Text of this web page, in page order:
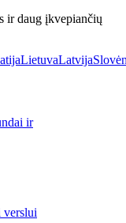
ir daug įkvepiančių
LietuvaLatvija
ir
verslui